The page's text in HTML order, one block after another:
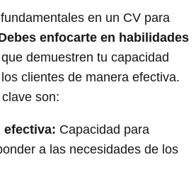
en un CV para
enfocarte en habilidades
que demuestren tu capacidad
clientes de manera efectiva.
son:
efectiva: Capacidad para
a las necesidades de los